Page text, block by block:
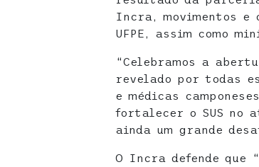
Incra, movimentos e
UFPE, assim como
“Celebramos a
revelado por todas
e médicas
fortalecer o SUS no
ainda um grande
O Incra defende que